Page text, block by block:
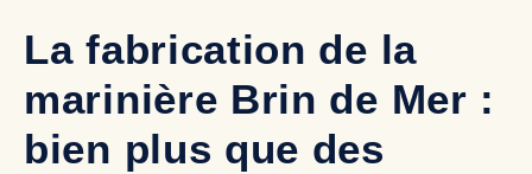
Rechercher
La fabrication de la
marinière Brin de Mer :
bien plus que des